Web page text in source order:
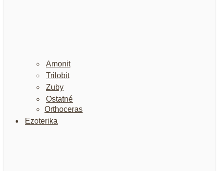
Amonit
Trilobit
Zuby
Ostatné
Orthoceras
Ezoterika